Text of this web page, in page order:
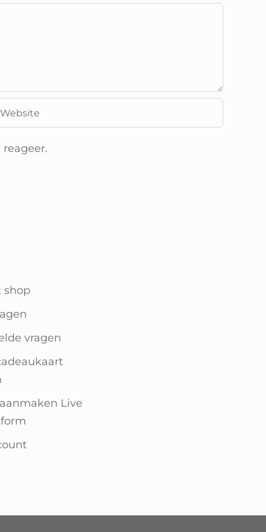
shop
vragen
Live